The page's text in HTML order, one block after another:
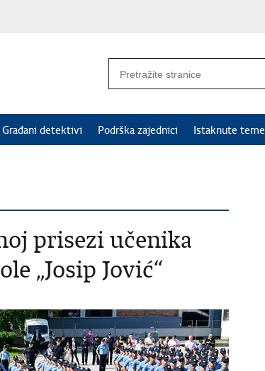
Građani detektivi Podrška zajednici Istaknute teme
prisezi učenika
„Josip Jović“